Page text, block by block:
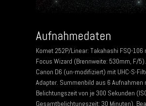
Aufnahmedaten
Komet 252P/Linear: Takahashi FSQ-106
Focus Wizard (Brennweite: 530mm, F/
Canon D6 (un-modifiziert) mit UHC-S-
Adapter. Summenbild aus 6 Aufnahmen
Belichtungszeit von je 300 Sekunden
Gesamtbelichtungszeit: 30 Minuten).